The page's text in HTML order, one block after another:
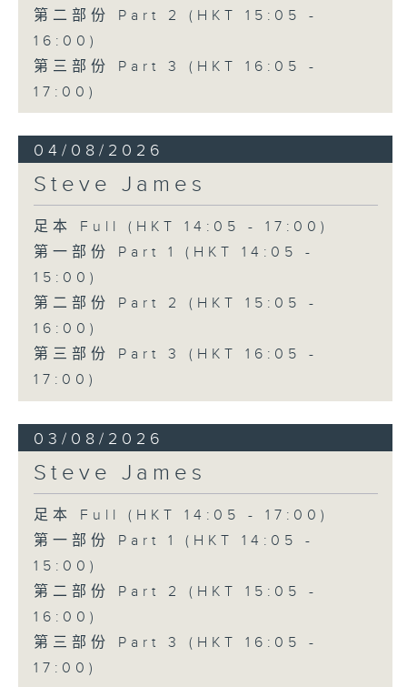
第二部份 Part 2 (HKT 15:05 -
16:00)
第三部份 Part 3 (HKT 16:05 -
17:00)
04/08/2026
Steve James
足本 Full (HKT 14:05 - 17:00)
第一部份 Part 1 (HKT 14:05 -
15:00)
第二部份 Part 2 (HKT 15:05 -
16:00)
第三部份 Part 3 (HKT 16:05 -
17:00)
03/08/2026
Steve James
足本 Full (HKT 14:05 - 17:00)
第一部份 Part 1 (HKT 14:05 -
15:00)
第二部份 Part 2 (HKT 15:05 -
16:00)
第三部份 Part 3 (HKT 16:05 -
17:00)